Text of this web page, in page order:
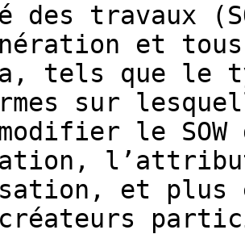
des travaux
et
tels que le
sur
modifier le
et plus